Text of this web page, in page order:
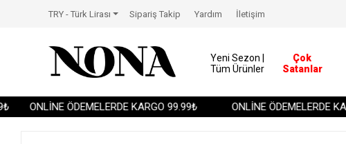
ONLİNE ÖDEMELERDE KARGO 99.99₺ ONLİNE ÖDEMELERDE
TRY - Türk Lirası Sipariş Takip Yardım İletişim
Yeni Sezon |
Tüm Ürünler
Çok
Satanlar